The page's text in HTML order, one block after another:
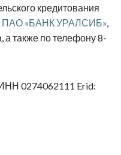
кредитования
ПАО «БАНК УРАЛСИБ»,
а также по телефону 8-
0274062111 Erid: